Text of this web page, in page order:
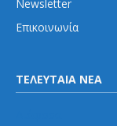
Newsletter
Επικοινωνία
ΤΕΛΕΥΤΑΙΑ ΝΕΑ